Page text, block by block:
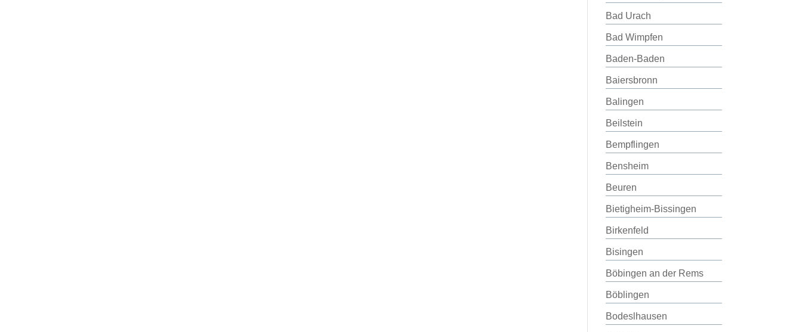
Bad Urach
Bad Wimpfen
Baden-Baden
Baiersbronn
Balingen
Beilstein
Bempflingen
Bensheim
Beuren
Bietigheim-Bissingen
Birkenfeld
Bisingen
Böbingen an der Rems
Böblingen
Bodeslhausen